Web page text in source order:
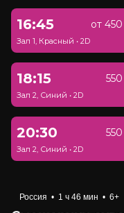
16:45 от
Зал 1, Красный • 2D
18:15
Зал 2, Синий • 2D
20:30
Зал 2, Синий • 2D
Россия • 1 ч 46 мин • 6+